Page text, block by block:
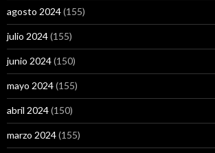
agosto 2024(155)
julio 2024(155)
junio 2024(150)
mayo 2024(155)
abril 2024(150)
marzo 2024(155)